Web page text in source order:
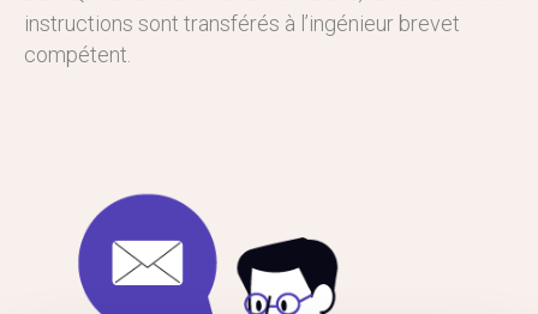
instructions sont transférés à l’ingénieur brevet
compétent.